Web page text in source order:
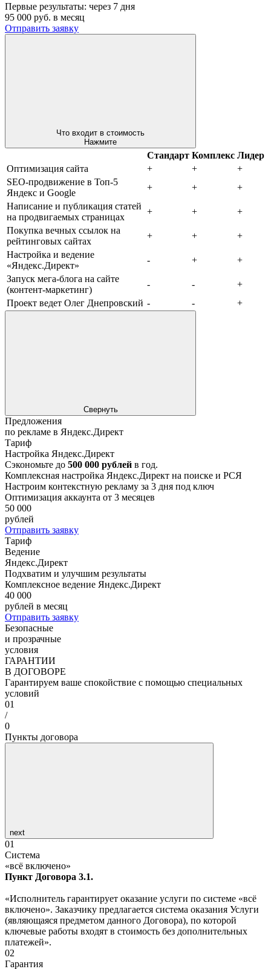
Первые результаты: через 7 дня
95 000 руб. в месяц
Отправить заявку
Что входит в стоимость
Нажмите
Стандарт Комплекс Лидер
Оптимизация сайта
+ +
+
SEO-продвижение в Топ-5
Яндекс и Google
+ +
+
Написание и публикация статей
на продвигаемых страницах
+ +
+
Покупка вечных ссылок на
рейтинговых сайтах
+ +
+
Настройка и ведение
«Яндекс.Директ»
- +
+
Запуск мега-блога на сайте
(контент-маркетинг)
- -
+
Проект ведет Олег Днепровский - - +
Свернуть
Предложения
по рекламе в Яндекс.Директ
Тариф
Настройка Яндекс.Директ
Сэкономьте до 500 000 рублей в год.
Комплексная настройка Яндекс.Директ на поиске и РСЯ
Настроим контекстную рекламу за 3 дня под ключ
Оптимизация аккаунта от 3 месяцев
50 000
рублей
Отправить заявку
Тариф
Ведение
Яндекс.Директ
Подхватим и улучшим результаты
Комплексное ведение Яндекс.Директ
40 000
рублей в месяц
Отправить заявку
Безопасные
и прозрачные
условия
ГАРАНТИИ
В ДОГОВОРЕ
Гарантируем ваше спокойствие с помощью специальных
условий
01
/
0
Пункты договора
next
01
Система
«всё включено»
Пункт Договора 3.1.
«Исполнитель гарантирует оказание услуги по системе «всё
включено». Заказчику предлагается система оказания Услуги
(являющаяся предметом данного Договора), по которой
ключевые работы входят в стоимость без дополнительных
платежей».
02
Гарантия